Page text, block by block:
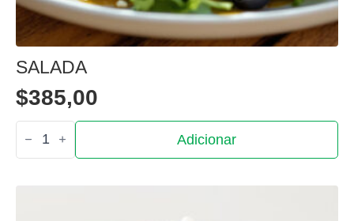
SALADA
$385,00
Quantidade
de
Salada
Adicionar